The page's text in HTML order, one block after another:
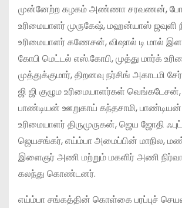
முன்னேற்ற கழகம் அண்ணா சரவணன்,
உரிமையாளர் முருகேஷ், மஹன்யாஸ் ஜவுளி
உரிமையாளர் கணேசன், விஷால் டி மால்
கோபி மெட்டல் எஸ்.கோபி, முத்து மார்க்
முத்துக்குமார், திறனவு நர்சிங் அகாடமி
ஜி ஜி குழும உரிமையாளர்கள்
பாண்டியன் ஊறுகாய் கந்தசாமி,
உரிமையாளர் திருமுருகன், ஜெய ஜோதி
ஜெயசங்கர், எய்ம்பா அமைப்பின் மாநில,
இளைஞர் அணி மற்றும் மகளிர் அணி
கலந்து கொண்டனர்.
எய்ம்பா சங்கத்தின் கொள்கை பரப்புச்